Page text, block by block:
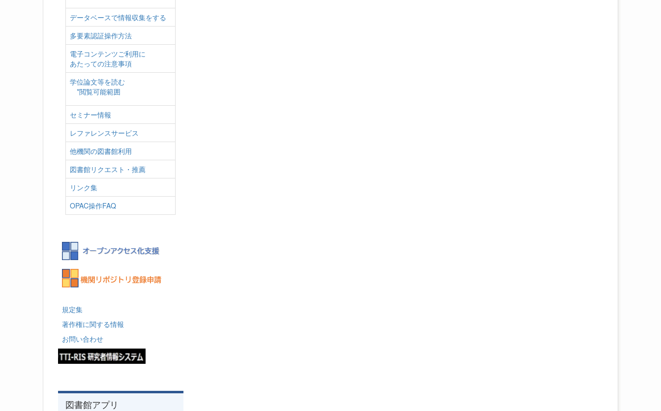
データベースで情報収集をする
多要素認証操作方法
電子コンテンツご利用に
あたっての注意事項
学位論文等を読む
*閲覧可能範囲
セミナー情報
レファレンスサービス
他機関の図書館利用
図書館リクエスト・推薦
リンク集
OPAC操作FAQ
規定集
著作権に関する情報
お問い合わせ
図書館アプリ